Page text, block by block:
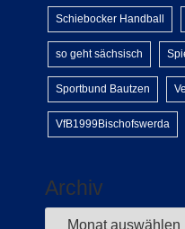
Schiebocker Handball
so geht sächsisch
Sportbund Bautzen
VfB1999Bischofswerda
Archiv